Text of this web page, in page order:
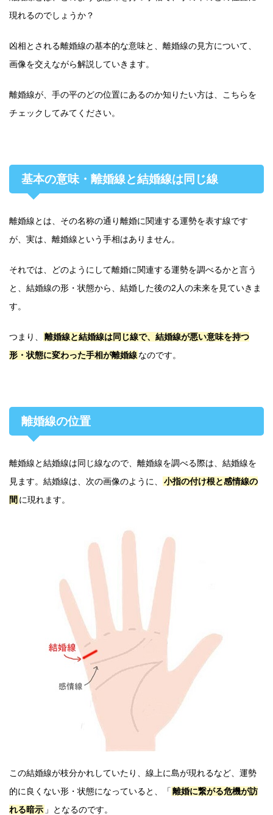
現れるのでしょうか？
凶相とされる離婚線の基本的な意味と、離婚線の見方について、
画像を交えながら解説していきます。
離婚線が、手の平のどの位置にあるのか知りたい方は、こちらを
チェックしてみてください。
基本の意味・離婚線と結婚線は同じ線
離婚線とは、その名称の通り離婚に関連する運勢を表す線です
が、実は、離婚線という手相はありません。
それでは、どのようにして離婚に関連する運勢を調べるかと言う
と、結婚線の形・状態から、結婚した後の2人の未来を見ていきま
す。
つまり、
離婚線と結婚線は同じ線で、結婚線が悪い意味を持つ
形・状態に変わった手相が離婚線なのです。
離婚線の位置
離婚線と結婚線は同じ線なので、離婚線を調べる際は、結婚線を
見ます。結婚線は、次の画像のように、
小指の付け根と感情線の
間 に現れます。
この結婚線が枝分かれしていたり、線上に島が現れるなど、運勢
的に良くない形・状態になっていると、「 離婚に繋がる危機が訪
れる暗示 」となるのです。